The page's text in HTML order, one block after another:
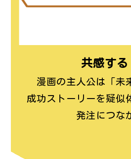
共感する
漫画の主人公は「未
成功ストーリーを疑似
発注につな